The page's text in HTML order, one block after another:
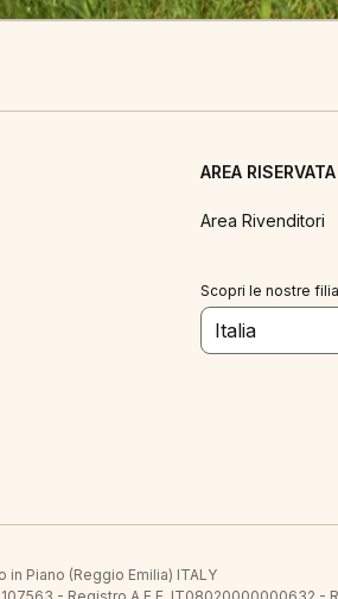
AREA RISERVATA
Area Rivenditori
Scopri le nostre
Italia
in Piano (Reggio Emilia) ITALY